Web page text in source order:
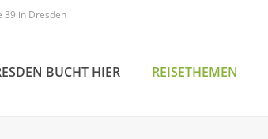
39 in Dresden
BUCHT HIER REISETHEMEN